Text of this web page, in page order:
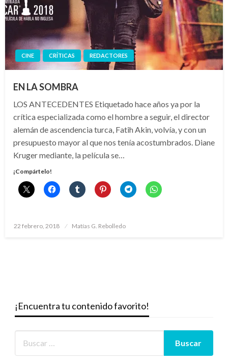
CINE CRÍTICAS REDACTORES
EN LA SOMBRA
LOS ANTECEDENTES Etiquetado hace años ya por la
crítica especializada como el hombre a seguir, el director
alemán de ascendencia turca, Fatih Akin, volvía, y con un
presupuesto mayor al que nos tenía acostumbrados. Diane
Kruger mediante, la película se…
¡Compártelo!
Publicado
22 febrero, 2018 Matías G. Rebolledo
¡Encuentra tu contenido favorito!